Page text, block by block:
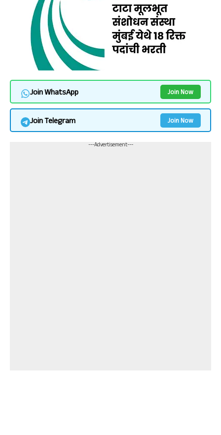
Join WhatsApp Join Now
Join Telegram Join Now
---Advertisement---